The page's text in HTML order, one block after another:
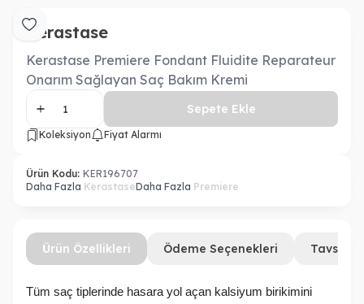
Favoriye Ekle
Kerastase
Kerastase Premiere Fondant Fluidite Reparateur
Onarım Sağlayan Saç Bakım Kremi
Sepete Ekle
Koleksiyon Fiyat Alarmı
Ürün Kodu: KER196707
Daha Fazla KerastaseDaha Fazla Premiere
Ürün Özellikleri Ödeme Seçenekleri Tavsiye
Tüm saç tiplerinde hasara yol açan kalsiyum birikimini